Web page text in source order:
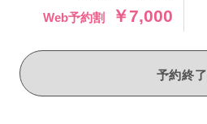
Web予約割
￥7,000
予約終了